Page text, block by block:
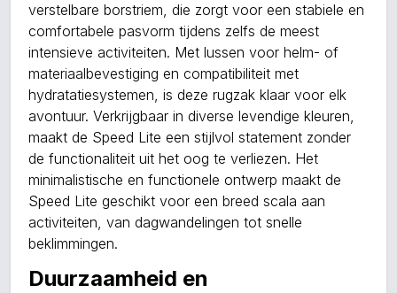
verstelbare borstriem, die zorgt voor een stabiele en
comfortabele pasvorm tijdens zelfs de meest
intensieve activiteiten. Met lussen voor helm- of
materiaalbevestiging en compatibiliteit met
hydratatiesystemen, is deze rugzak klaar voor elk
avontuur. Verkrijgbaar in diverse levendige kleuren,
maakt de Speed Lite een stijlvol statement zonder
de functionaliteit uit het oog te verliezen. Het
minimalistische en functionele ontwerp maakt de
Speed Lite geschikt voor een breed scala aan
activiteiten, van dagwandelingen tot snelle
beklimmingen.
Duurzaamheid en